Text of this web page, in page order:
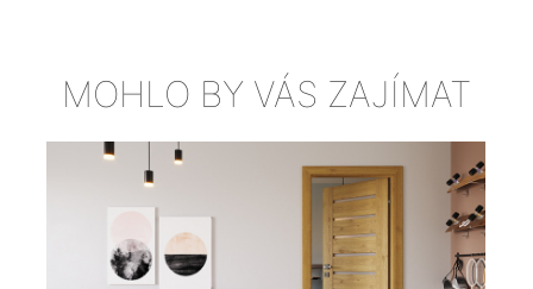
MOHLO BY VÁS ZAJÍMAT